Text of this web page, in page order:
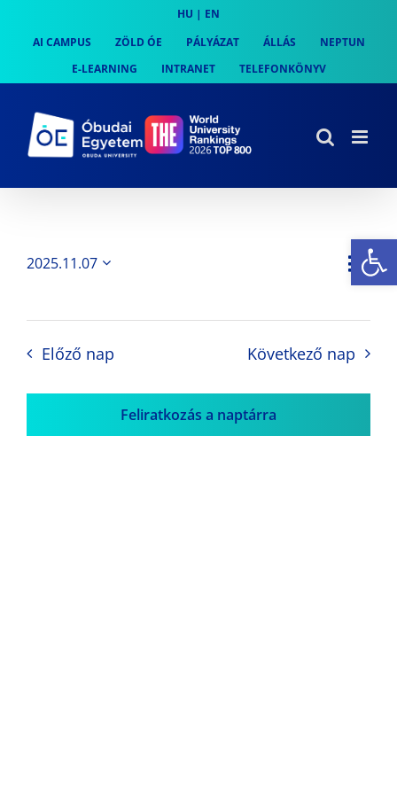
content
HU | EN
AI CAMPUS
ZÖLD ÓE PÁLYÁZAT ÁLLÁS
NEPTUN
E-LEARNING
INTRANET TELEFONKÖNYV
Nap
2025.11.07
Előző nap Következő nap
Feliratkozás a naptárra